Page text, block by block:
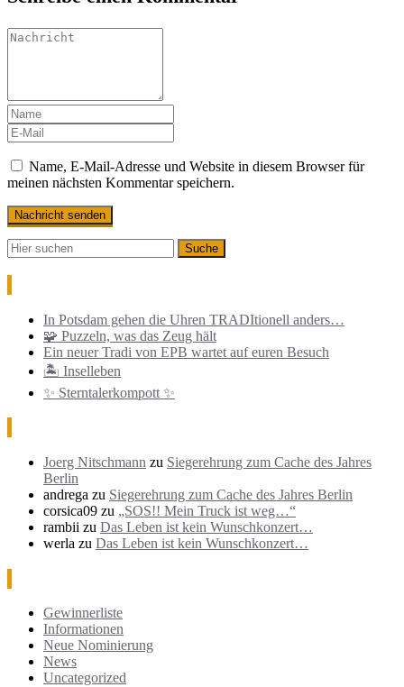
Name, E-Mail-Adresse und Website in diesem Browser für
meinen nächsten Kommentar speichern.
In Potsdam gehen die Uhren TRADItionell anders…
🧩 Puzzeln, was das Zeug hält
Ein neuer Tradi von EPB wartet auf euren Besuch
🏝️ Inselleben
✨ Sterntalerkompott ✨
Joerg Nitschmann zu Siegerehrung zum Cache des Jahres
Berlin
andrega zu Siegerehrung zum Cache des Jahres Berlin
corsica09 zu „SOS!! Mein Truck ist weg…“
rambii zu Das Leben ist kein Wunschkonzert…
werla zu Das Leben ist kein Wunschkonzert…
Gewinnerliste
Informationen
Neue Nominierung
News
Uncategorized